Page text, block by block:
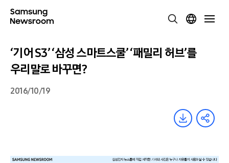
‘기어 S3’ ‘삼성 스마트스쿨’ ‘패밀리 허브’를
우리말로 바꾸면?
2016/10/19